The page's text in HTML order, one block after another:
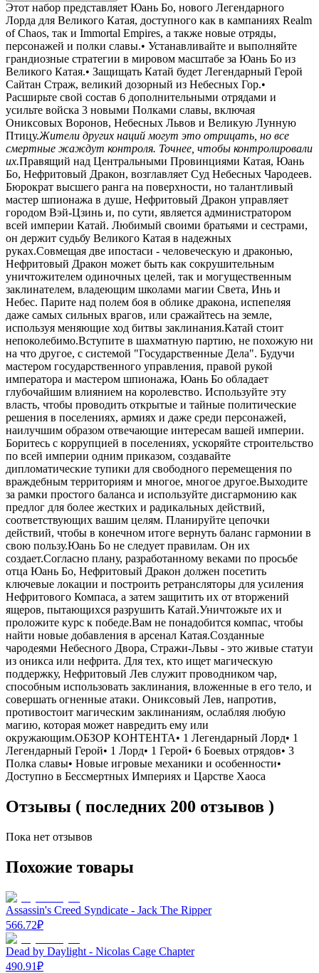
Этот набор представляет Юань Бо, нового Легендарного
Лорда для Великого Катая, доступного как в кампаниях Realm
of Chaos, так и Immortal Empires, а также новые отряды,
персонажей и полки славы.• Устанавливайте и выполняйте
грандиозные стратегии в мировом масштабе за Юань Бо из
Великого Катая.• Защищать Катай будет Легендарный Герой
Сайтан Страж, великий дозорный из Небесных Гор.•
Расширьте свой состав 6 дополнительными отрядами и
усильте войска 3 новыми Полками славы, включая
Ониксовых Воронов, Небесных Львов и Великую Лунную
Птицу.Жители других наций могут это отрицать, но все
смертные жаждут контроля. Точнее, чтобы контролировали
их.Правящий над Центральными Провинциями Катая, Юань
Бо, Нефритовый Дракон, возглавляет Суд Небесных Чародеев.
Бюрократ высшего ранга на поверхности, но талантливый
мастер шпионажа в душе, Нефритовый Дракон управляет
городом Вэй-Цзинь и, по сути, является администратором
всей империи Катай. Любимый своими братьями и сестрами,
он держит судьбу Великого Катая в надежных
руках.Совмещая две ипостаси - человеческую и драконью,
Нефритовый Дракон может быть как сокрушительным
уничтожителем одиночных целей, так и могущественным
заклинателем, владеющим школами магии Света, Инь и
Небес. Парите над полем боя в облике дракона, испепеляя
даже самых сильных врагов, или сражайтесь на земле,
используя меняющие ход битвы заклинания.Катай стоит
непоколебимо.Вступите в шахматную партию, не похожую ни
на что другое, с системой "Государственные Дела". Будучи
мастером государственного управления, правой рукой
императора и мастером шпионажа, Юань Бо обладает
глубочайшим влиянием на королевство. Используйте эту
власть, чтобы проводить открытые и тайные политические
решения в поселениях, армиях и даже среди персонажей,
наилучшим образом отвечающие интересам вашей империи.
Боритесь с коррупцией в поселениях, ускоряйте строительство
по всей империи одним приказом, создавайте
дипломатические тупики для свободного перемещения по
враждебным территориям и многое, многое другое.Выходите
за рамки простого баланса и используйте дисгармонию как
предлог для более жестких и радикальных действий,
соответствующих вашим целям. Планируйте цепочки
действий, чтобы в конечном итоге вернуть баланс гармонии в
свою пользу.Юань Бо не следует правилам. Он их
создает.Согласно плану, разработанному веками по просьбе
отца Юань Бо, Нефритовый Дракон должен посетить
ключевые локации и построить ретрансляторы для усиления
Нефритового Компаса, а затем защитить их от вторжений
ящеров, пытающихся разрушить Катай.Уничтожьте их и
проложите курс к победе.Вам не понадобится компас, чтобы
найти новые добавления в арсенал Катая.Созданные
чародеями Небесного Двора, Стражи-Львы - это живые статуи
из оникса или нефрита. Для тех, кто ищет магическую
поддержку, Нефритовый Лев служит проводником чар,
способным использовать заклинания, вложенные в его тело, и
совершать огненные атаки. Ониксовый Лев, напротив,
противостоит магическим заклинаниям, ослабляя любую
магию, которая может навредить ему или
окружающим.ОБЗОР КОНТЕНТА• 1 Легендарный Лорд• 1
Легендарный Герой• 1 Лорд• 1 Герой• 6 Боевых отрядов• 3
Полка славы• Новые игровые механики и особенности•
Доступно в Бессмертных Империях и Царстве Хаоса
Отзывы ( последних 200 отзывов )
Пока нет отзывов
Похожие товары
Assassin's Creed Syndicate - Jack The Ripper
566.72₽
Dead by Daylight - Nicolas Cage Chapter
490.91₽